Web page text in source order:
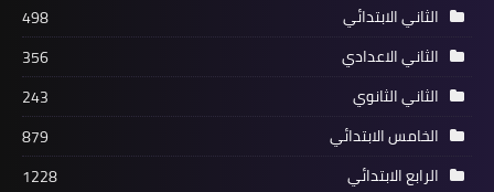
الثاني الابتدائي
498
الثاني الاعدادي
356
الثاني الثانوي
243
الخامس الابتدائي
879
الرابع الابتدائي
1228